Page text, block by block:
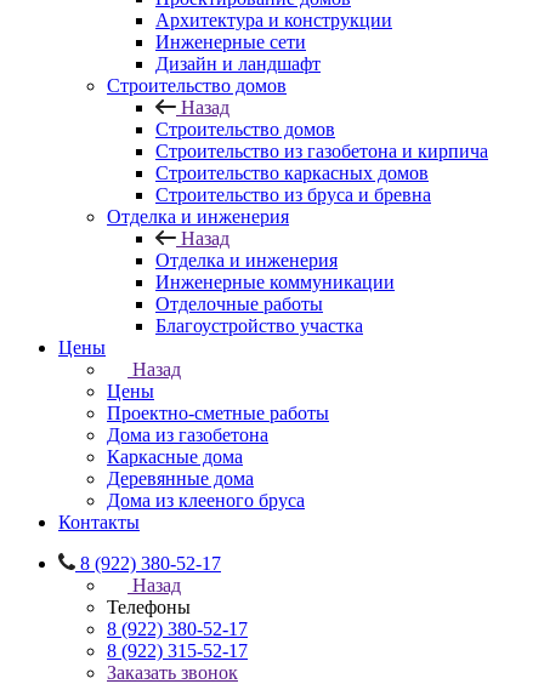
Архитектура и конструкции
Инженерные сети
Дизайн и ландшафт
Строительство домов
Назад
Строительство домов
Строительство из газобетона и кирпича
Строительство каркасных домов
Строительство из бруса и бревна
Отделка и инженерия
Назад
Отделка и инженерия
Инженерные коммуникации
Отделочные работы
Благоустройство участка
Цены
Назад
Цены
Проектно-сметные работы
Дома из газобетона
Каркасные дома
Деревянные дома
Дома из клееного бруса
Контакты
8 (922) 380-52-17
Назад
Телефоны
8 (922) 380-52-17
8 (922) 315-52-17
Заказать звонок